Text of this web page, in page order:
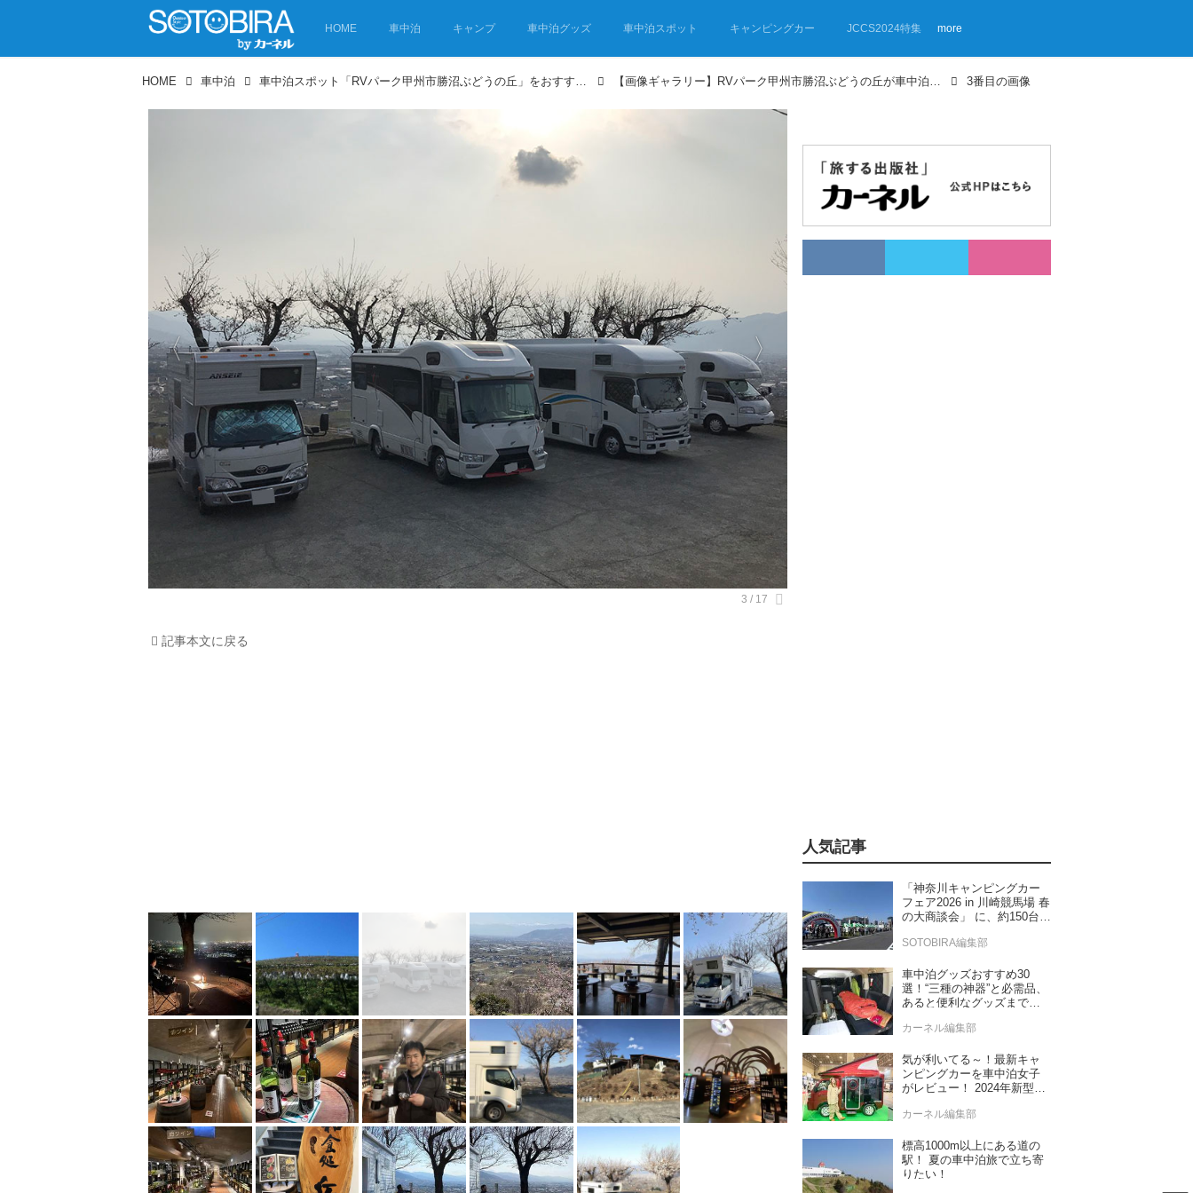
HOME 車中泊 キャンプ 車中泊グッズ 車中泊スポット キャンピングカー JCCS2024特集 more
HOME 車中泊 車中泊スポット「RVパーク甲州市勝沼ぶどうの丘」をおすすめする5つの理由！ 180種類のワインが試飲OK！ 【画像ギャラリー】RVパーク甲州市勝沼ぶどうの丘が車中泊スポットにイチオシ！ 3番目の画像
記事本文に戻る
人気記事
「神奈川キャンピングカー
フェア2026 in 川崎競馬場 春
の大商談会」 に、約150台の
SOTOBIRA編集部
車中泊グッズおすすめ30
選！“三種の神器”と必需品、
あると便利なグッズまで車
カーネル編集部
気が利いてる～！最新キャ
ンピングカーを車中泊女子
がレビュー！ 2024年新型モ
カーネル編集部
標高1000m以上にある道の
駅！ 夏の車中泊旅で立ち寄
りたい！